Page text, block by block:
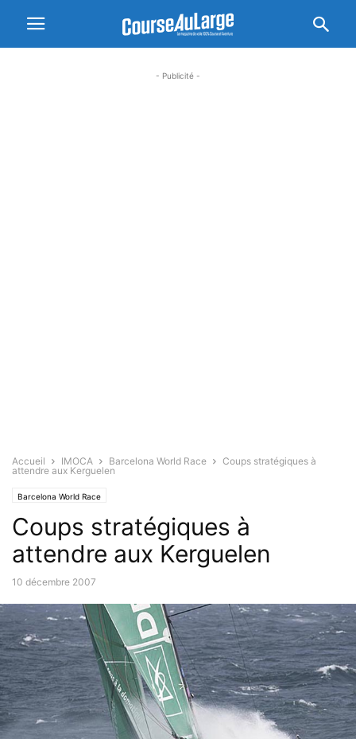
- Publicité -
Accueil IMOCA Barcelona World Race
Coups stratégiques à
attendre aux Kerguelen
Barcelona World Race
Coups stratégiques à
attendre aux Kerguelen
10 décembre 2007